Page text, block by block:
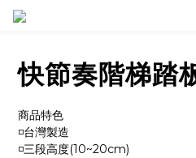
快節奏階梯踏
商品特色
◽台灣製造
◽三段高度(10~20cm)